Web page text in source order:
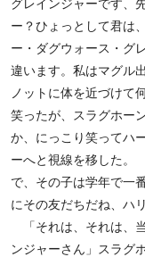
グレインジャーです、
ー？ひょっとして君は
ー・ダグウォース・グ
違います。私はマグル
ノットに体を近づけて
笑ったが、スラグホー
か、にっこり笑ってハ
ーへと視線を移した
で、その子は学年で一
にその友だちだね、ハ
「それは、それは、
ンジャーさん」スラ